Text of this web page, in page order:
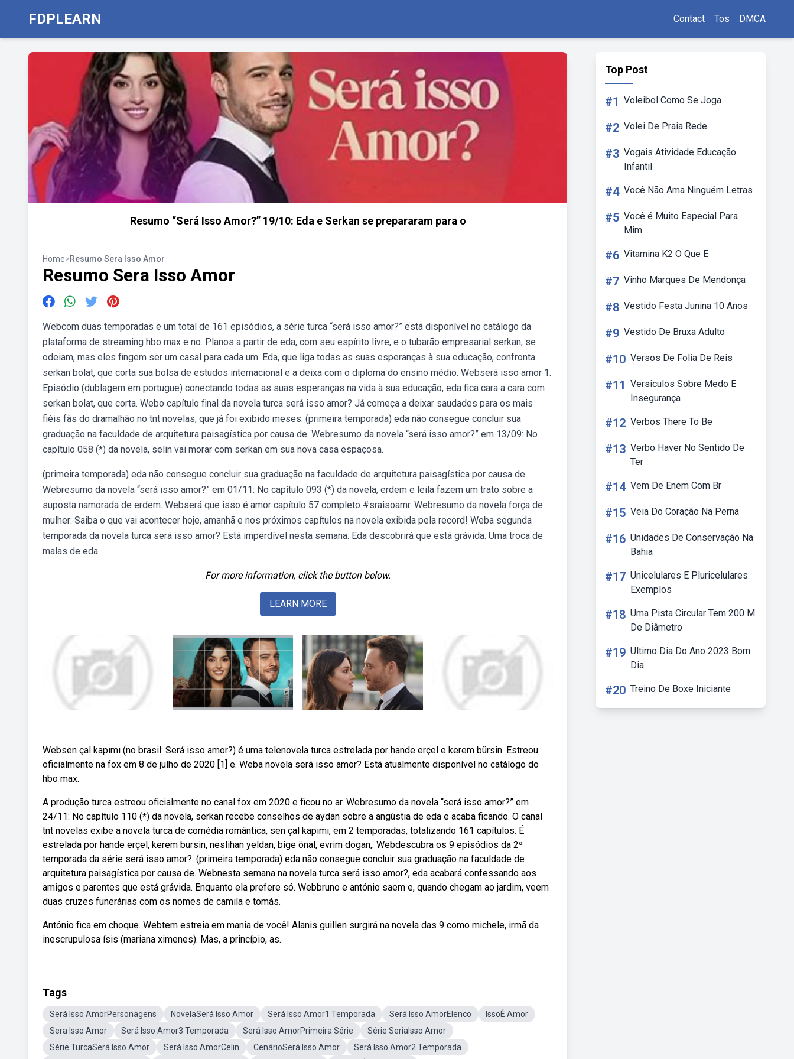
FDPLEARN Contact Tos DMCA
Resumo “Será Isso Amor?” 19/10: Eda e Serkan se prepararam para o
Home>Resumo Sera Isso Amor
Resumo Sera Isso Amor
Webcom duas temporadas e um total de 161 episódios, a série turca “será isso amor?” está disponível no catálogo da
plataforma de streaming hbo max e no. Planos a partir de eda, com seu espírito livre, e o tubarão empresarial serkan, se
odeiam, mas eles fingem ser um casal para cada um. Eda, que liga todas as suas esperanças à sua educação, confronta
serkan bolat, que corta sua bolsa de estudos internacional e a deixa com o diploma do ensino médio. Webserá isso amor 1.
Episódio (dublagem em portugue) conectando todas as suas esperanças na vida à sua educação, eda fica cara a cara com
serkan bolat, que corta. Webo capítulo final da novela turca será isso amor? Já começa a deixar saudades para os mais
fiéis fãs do dramalhão no tnt novelas, que já foi exibido meses. (primeira temporada) eda não consegue concluir sua
graduação na faculdade de arquitetura paisagística por causa de. Webresumo da novela “será isso amor?” em 13/09: No
capítulo 058 (*) da novela, selin vai morar com serkan em sua nova casa espaçosa.
(primeira temporada) eda não consegue concluir sua graduação na faculdade de arquitetura paisagística por causa de.
Webresumo da novela “será isso amor?” em 01/11: No capítulo 093 (*) da novela, erdem e leila fazem um trato sobre a
suposta namorada de erdem. Webserá que isso é amor capítulo 57 completo #sraisoamr. Webresumo da novela força de
mulher: Saiba o que vai acontecer hoje, amanhã e nos próximos capítulos na novela exibida pela record! Weba segunda
temporada da novela turca será isso amor? Está imperdível nesta semana. Eda descobrirá que está grávida. Uma troca de
malas de eda.
For more information, click the button below.
LEARN MORE
Websen çal kapımı (no brasil: Será isso amor?) é uma telenovela turca estrelada por hande erçel e kerem bürsin. Estreou
oficialmente na fox em 8 de julho de 2020 [1] e. Weba novela será isso amor? Está atualmente disponível no catálogo do
hbo max.
A produção turca estreou oficialmente no canal fox em 2020 e ficou no ar. Webresumo da novela “será isso amor?” em
24/11: No capítulo 110 (*) da novela, serkan recebe conselhos de aydan sobre a angústia de eda e acaba ficando. O canal
tnt novelas exibe a novela turca de comédia romântica, sen çal kapimi, em 2 temporadas, totalizando 161 capítulos. É
estrelada por hande erçel, kerem bursin, neslihan yeldan, bige önal, evrim dogan,. Webdescubra os 9 episódios da 2ª
temporada da série será isso amor?. (primeira temporada) eda não consegue concluir sua graduação na faculdade de
arquitetura paisagística por causa de. Webnesta semana na novela turca será isso amor?, eda acabará confessando aos
amigos e parentes que está grávida. Enquanto ela prefere só. Webbruno e antónio saem e, quando chegam ao jardim, veem
duas cruzes funerárias com os nomes de camila e tomás.
António fica em choque. Webtem estreia em mania de você! Alanis guillen surgirá na novela das 9 como michele, irmã da
inescrupulosa ísis (mariana ximenes). Mas, a princípio, as.
Tags
Será Isso AmorPersonagens NovelaSerá Isso Amor Será Isso Amor1 Temporada Será Isso AmorElenco
IssoÉ Amor
Sera Isso Amor
Será Isso Amor3 Temporada Será Isso AmorPrimeira Série
Série SeriaIsso Amor
Série TurcaSerá Isso Amor
Será Isso AmorCelin CenárioSerá Isso Amor
Será Isso Amor2 Temporada
Top Post
#1 Voleibol Como Se Joga
#2 Volei De Praia Rede
#3 Vogais Atividade Educação
Infantil
#4 Você Não Ama Ninguém Letras
#5 Você é Muito Especial Para
Mim
#6 Vitamina K2 O Que E
#7 Vinho Marques De Mendonça
#8 Vestido Festa Junina 10 Anos
#9 Vestido De Bruxa Adulto
#10 Versos De Folia De Reis
#11 Versiculos Sobre Medo E
Insegurança
#12 Verbos There To Be
#13 Verbo Haver No Sentido De
Ter
#14 Vem De Enem Com Br
#15 Veia Do Coração Na Perna
#16 Unidades De Conservação Na
Bahia
#17 Unicelulares E Pluricelulares
Exemplos
#18 Uma Pista Circular Tem 200 M
De Diâmetro
#19 Ultimo Dia Do Ano 2023 Bom
Dia
#20 Treino De Boxe Iniciante